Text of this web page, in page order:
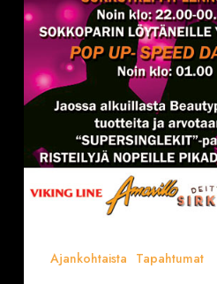
Ajankohtaista Tapahtumat